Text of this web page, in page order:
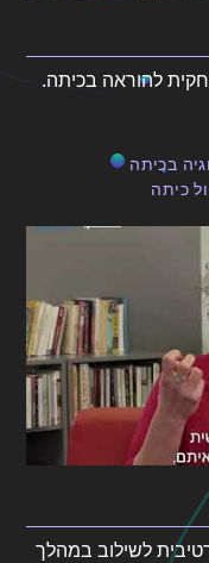
להוראה בכיתה.
בכיתה
כיתה
לשילוב במהלך